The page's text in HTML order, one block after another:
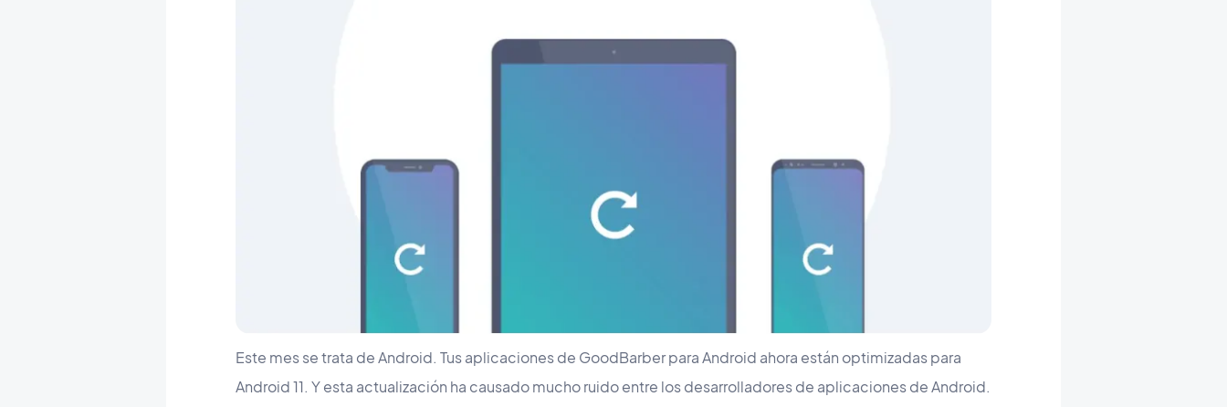
Este mes se trata de Android. Tus aplicaciones de GoodBarber para Android ahora están optimizadas para
Android 11. Y esta actualización ha causado mucho ruido entre los desarrolladores de aplicaciones de Android.